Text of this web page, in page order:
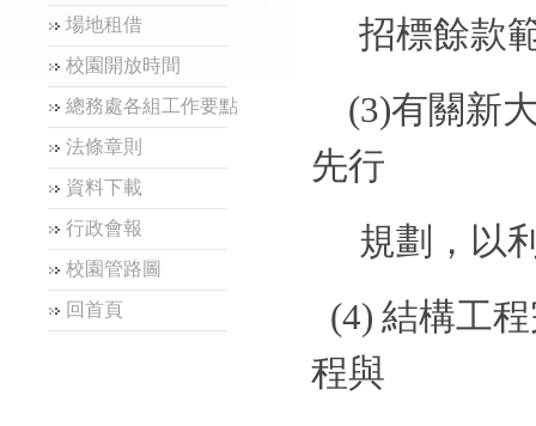
場地租借
校園開放時間
總務處各組工作要點
法條章則
資料下載
行政會報
校園管路圖
回首頁
招標餘款
(3)有關新
先行
規劃，以
(4) 結構工
程與